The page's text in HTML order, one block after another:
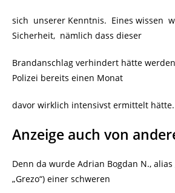
sich unserer Kenntnis. Eines wissen
Sicherheit, nämlich dass dieser
Brandanschlag verhindert hätte
Polizei bereits einen Monat
davor wirklich intensivst ermittelt hätte.
Anzeige auch von
Denn da wurde Adrian Bogdan N.,
„Grezo“) einer schweren